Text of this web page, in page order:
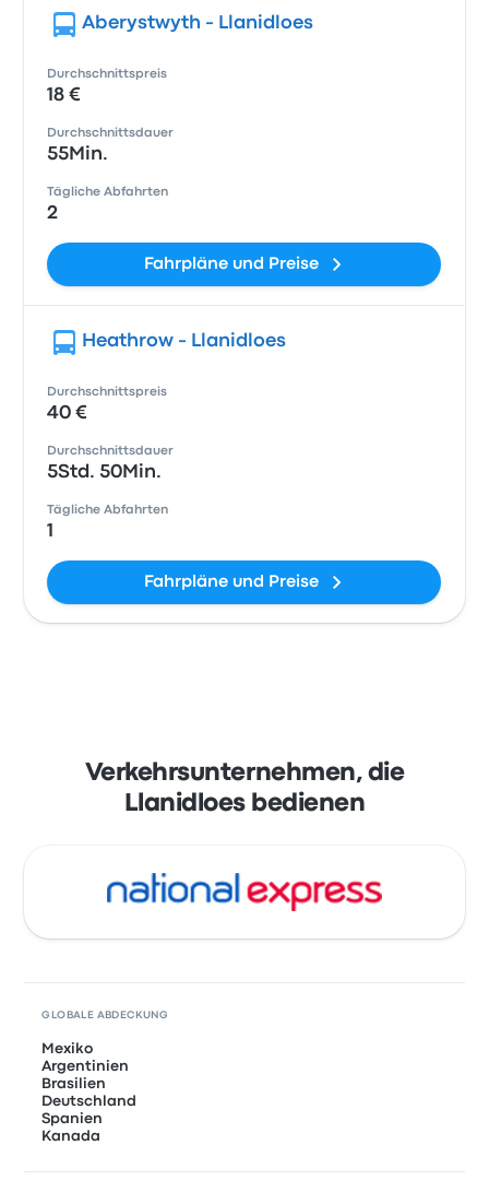
Aberystwyth - Llanidloes
Durchschnittspreis
18 €
Durchschnittsdauer
55Min.
Tägliche Abfahrten
2
Fahrpläne und Preise
Heathrow - Llanidloes
Durchschnittspreis
40 €
Durchschnittsdauer
5Std. 50Min.
Tägliche Abfahrten
1
Fahrpläne und Preise
Verkehrsunternehmen, die
Llanidloes bedienen
GLOBALE ABDECKUNG
Mexiko
Argentinien
Brasilien
Deutschland
Spanien
Kanada